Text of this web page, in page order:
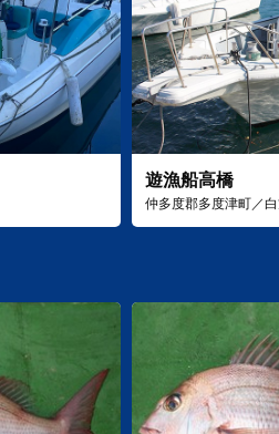
遊漁船高橋
仲多度郡多度津町／